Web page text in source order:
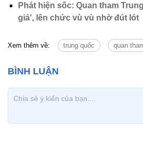
Phát hiện sốc: Quan tham
giả', lên chức vù vù nhờ đút lót
Xem thêm về: trung quốc quan